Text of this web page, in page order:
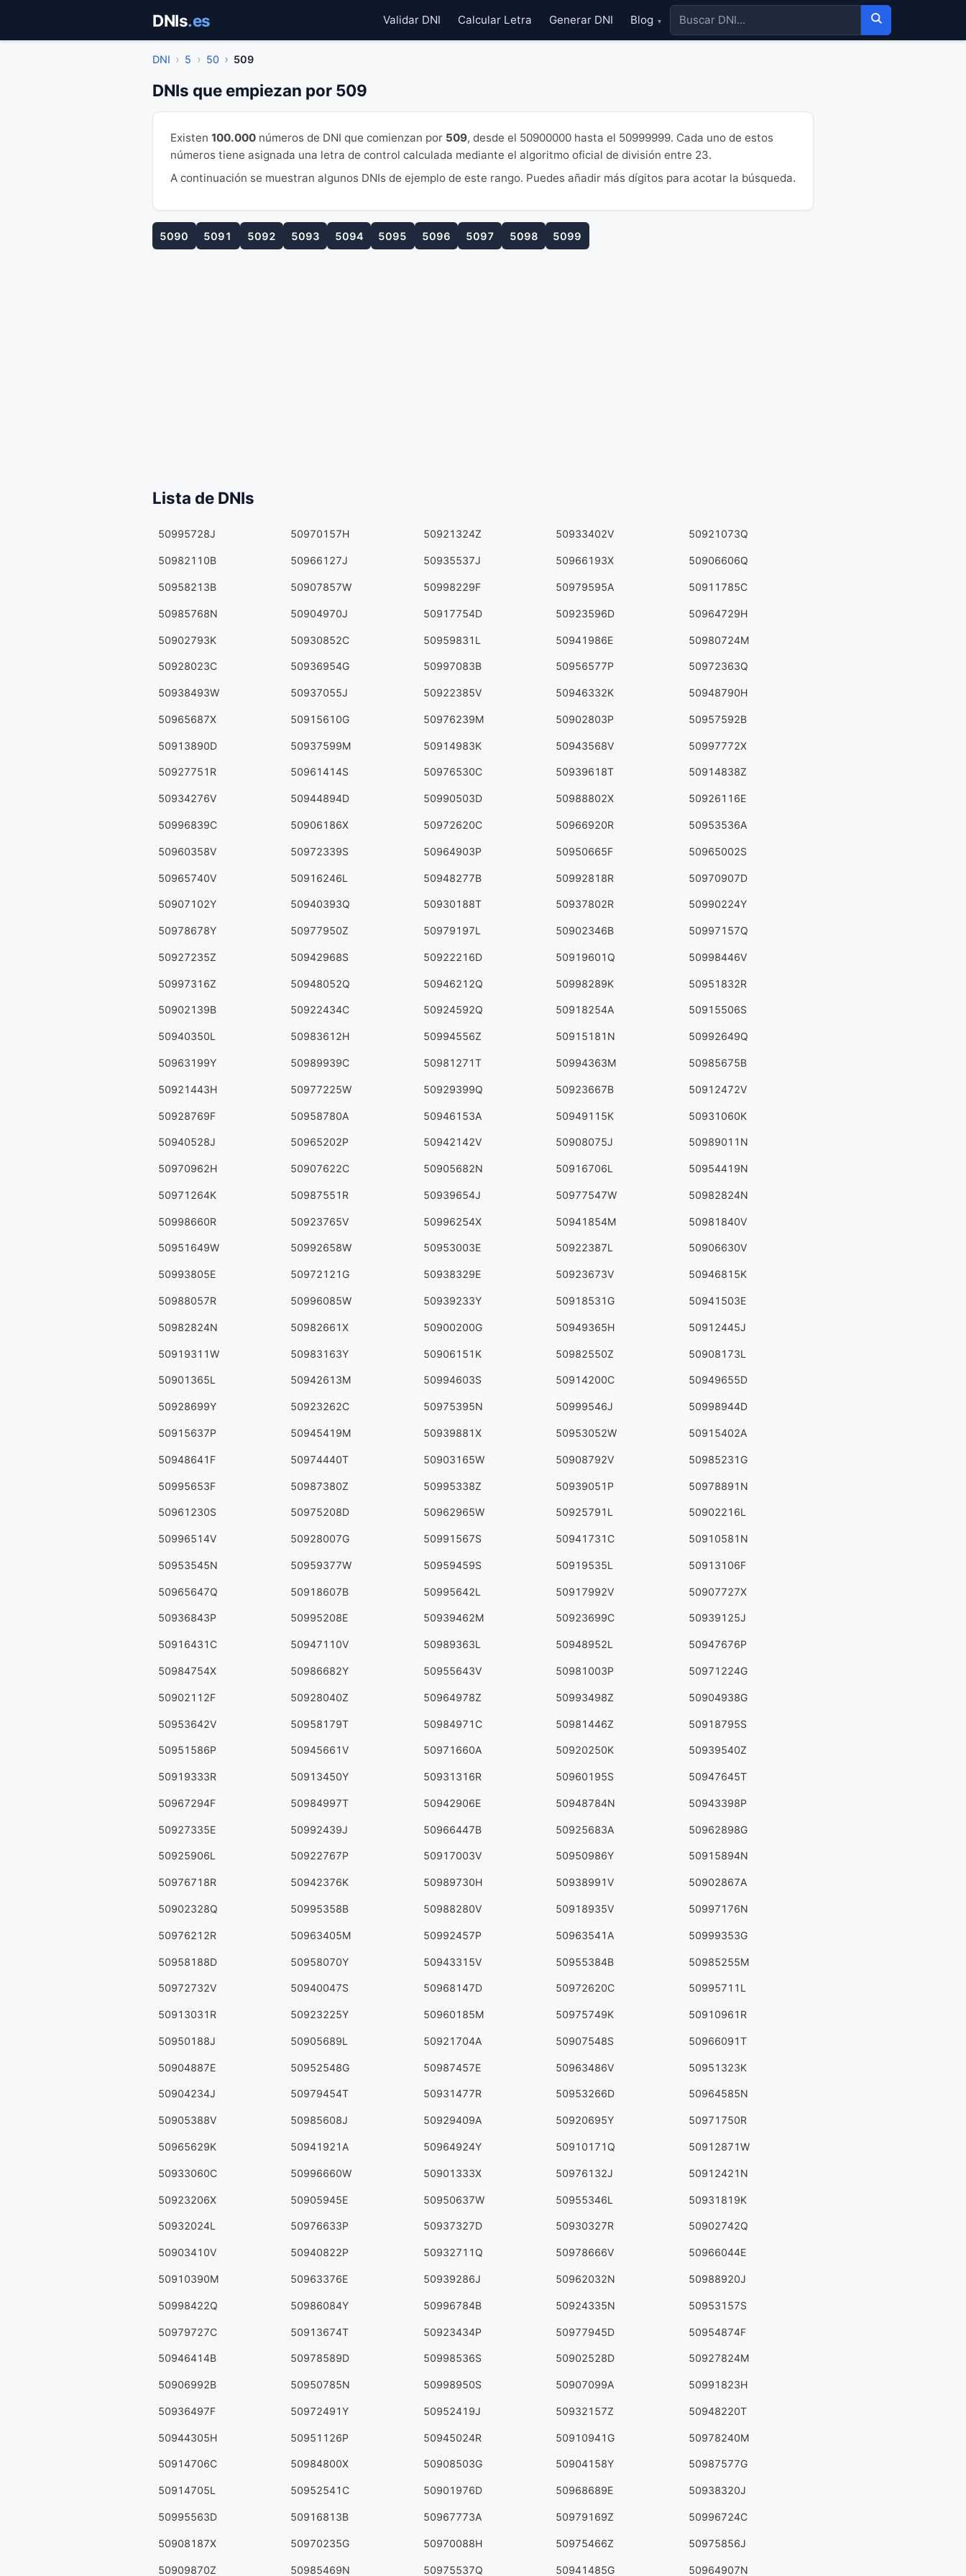
contenido
DNIs.es Validar DNI Calcular Letra Generar DNI Blog ▾
DNI 5 50 509
DNIs que empiezan por 509
Existen 100.000 números de DNI que comienzan por 509, desde el 50900000 hasta el 50999999. Cada uno de estos
números tiene asignada una letra de control calculada mediante el algoritmo oficial de división entre 23.
A continuación se muestran algunos DNIs de ejemplo de este rango. Puedes añadir más dígitos para acotar la búsqueda.
5090 5091 5092 5093 5094 5095 5096 5097 5098 5099
Lista de DNIs
50995728J 50970157H 50921324Z 50933402V 50921073Q
50982110B 50966127J 50935537J 50966193X 50906606Q
50958213B 50907857W 50998229F 50979595A 50911785C
50985768N 50904970J 50917754D 50923596D 50964729H
50902793K 50930852C 50959831L 50941986E 50980724M
50928023C 50936954G 50997083B 50956577P 50972363Q
50938493W 50937055J 50922385V 50946332K 50948790H
50965687X 50915610G 50976239M 50902803P 50957592B
50913890D 50937599M 50914983K 50943568V 50997772X
50927751R 50961414S 50976530C 50939618T 50914838Z
50934276V 50944894D 50990503D 50988802X 50926116E
50996839C 50906186X 50972620C 50966920R 50953536A
50960358V 50972339S 50964903P 50950665F 50965002S
50965740V 50916246L 50948277B 50992818R 50970907D
50907102Y 50940393Q 50930188T 50937802R 50990224Y
50978678Y 50977950Z 50979197L 50902346B 50997157Q
50927235Z 50942968S 50922216D 50919601Q 50998446V
50997316Z 50948052Q 50946212Q 50998289K 50951832R
50902139B 50922434C 50924592Q 50918254A 50915506S
50940350L 50983612H 50994556Z 50915181N 50992649Q
50963199Y 50989939C 50981271T 50994363M 50985675B
50921443H 50977225W 50929399Q 50923667B 50912472V
50928769F 50958780A 50946153A 50949115K 50931060K
50940528J 50965202P 50942142V 50908075J 50989011N
50970962H 50907622C 50905682N 50916706L 50954419N
50971264K 50987551R 50939654J 50977547W 50982824N
50998660R 50923765V 50996254X 50941854M 50981840V
50951649W 50992658W 50953003E 50922387L 50906630V
50993805E 50972121G 50938329E 50923673V 50946815K
50988057R 50996085W 50939233Y 50918531G 50941503E
50982824N 50982661X 50900200G 50949365H 50912445J
50919311W 50983163Y 50906151K 50982550Z 50908173L
50901365L 50942613M 50994603S 50914200C 50949655D
50928699Y 50923262C 50975395N 50999546J 50998944D
50915637P 50945419M 50939881X 50953052W 50915402A
50948641F 50974440T 50903165W 50908792V 50985231G
50995653F 50987380Z 50995338Z 50939051P 50978891N
50961230S 50975208D 50962965W 50925791L 50902216L
50996514V 50928007G 50991567S 50941731C 50910581N
50953545N 50959377W 50959459S 50919535L 50913106F
50965647Q 50918607B 50995642L 50917992V 50907727X
50936843P 50995208E 50939462M 50923699C 50939125J
50916431C 50947110V 50989363L 50948952L 50947676P
50984754X 50986682Y 50955643V 50981003P 50971224G
50902112F 50928040Z 50964978Z 50993498Z 50904938G
50953642V 50958179T 50984971C 50981446Z 50918795S
50951586P 50945661V 50971660A 50920250K 50939540Z
50919333R 50913450Y 50931316R 50960195S 50947645T
50967294F 50984997T 50942906E 50948784N 50943398P
50927335E 50992439J 50966447B 50925683A 50962898G
50925906L 50922767P 50917003V 50950986Y 50915894N
50976718R 50942376K 50989730H 50938991V 50902867A
50902328Q 50995358B 50988280V 50918935V 50997176N
50976212R 50963405M 50992457P 50963541A 50999353G
50958188D 50958070Y 50943315V 50955384B 50985255M
50972732V 50940047S 50968147D 50972620C 50995711L
50913031R 50923225Y 50960185M 50975749K 50910961R
50950188J 50905689L 50921704A 50907548S 50966091T
50904887E 50952548G 50987457E 50963486V 50951323K
50904234J 50979454T 50931477R 50953266D 50964585N
50905388V 50985608J 50929409A 50920695Y 50971750R
50965629K 50941921A 50964924Y 50910171Q 50912871W
50933060C 50996660W 50901333X 50976132J 50912421N
50923206X 50905945E 50950637W 50955346L 50931819K
50932024L 50976633P 50937327D 50930327R 50902742Q
50903410V 50940822P 50932711Q 50978666V 50966044E
50910390M 50963376E 50939286J 50962032N 50988920J
50998422Q 50986084Y 50996784B 50924335N 50953157S
50979727C 50913674T 50923434P 50977945D 50954874F
50946414B 50978589D 50998536S 50902528D 50927824M
50906992B 50950785N 50998950S 50907099A 50991823H
50936497F 50972491Y 50952419J 50932157Z 50948220T
50944305H 50951126P 50945024R 50910941G 50978240M
50914706C 50984800X 50908503G 50904158Y 50987577G
50914705L 50952541C 50901976D 50968689E 50938320J
50995563D 50916813B 50967773A 50979169Z 50996724C
50908187X 50970235G 50970088H 50975466Z 50975856J
50909870Z 50985469N 50975537Q 50941485G 50964907N